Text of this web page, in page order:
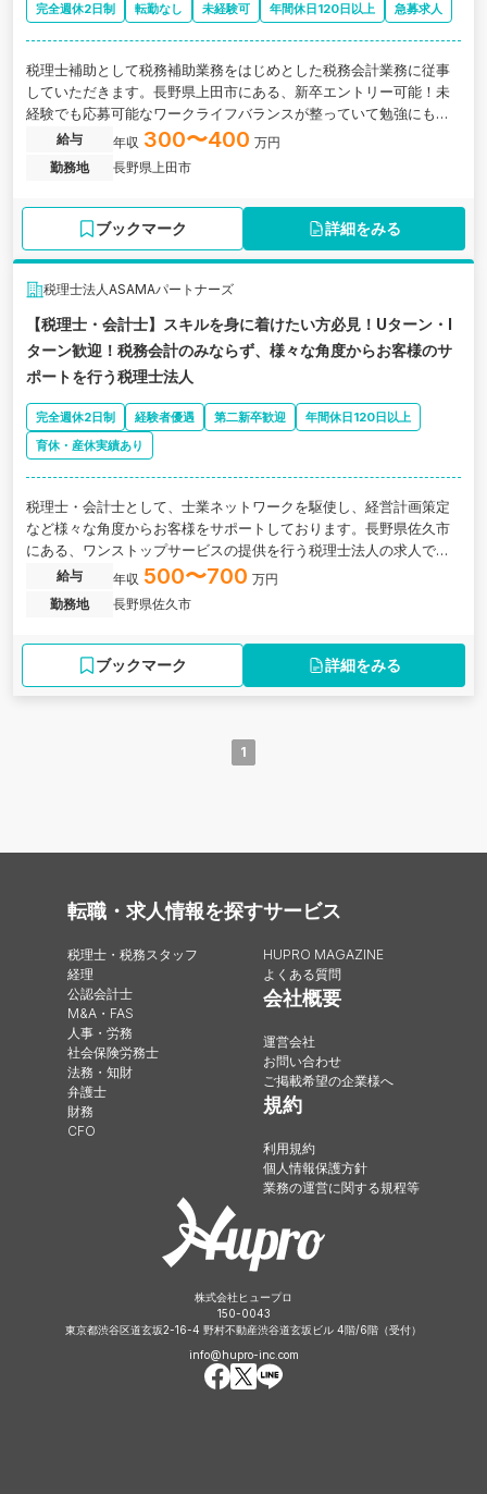
完全週休2日制 転勤なし 未経験可 年間休日120日以上 急募求人
税理士補助として税務補助業務をはじめとした税務会計業務に従事
していただきます。長野県上田市にある、新卒エントリー可能！未
経験でも応募可能なワークライフバランスが整っていて勉強にも力
を入れられる税理士法人の求人です。
給与 年収 300〜400 万円
勤務地
長野県上田市
ブックマーク 詳細をみる
税理士法人ASAMAパートナーズ
【税理士・会計士】スキルを身に着けたい方必見！Uターン・I
ターン歓迎！税務会計のみならず、様々な角度からお客様のサ
ポートを行う税理士法人
完全週休2日制 経験者優遇 第二新卒歓迎
年間休日120日以上
育休・産休実績あり
税理士・会計士として、士業ネットワークを駆使し、経営計画策定
など様々な角度からお客様をサポートしております。長野県佐久市
にある、ワンストップサービスの提供を行う税理士法人の求人で
給与 年収 500〜700 万円
勤務地
長野県佐久市
ブックマーク 詳細をみる
1
転職・求人情報を探す
税理士・税務スタッフ
経理
公認会計士
M&A・FAS
人事・労務
社会保険労務士
法務・知財
弁護士
財務
CFO
サービス
HUPRO MAGAZINE
よくある質問
会社概要
運営会社
お問い合わせ
ご掲載希望の企業様へ
規約
利用規約
個人情報保護方針
業務の運営に関する規程等
株式会社ヒュープロ
150-0043
東京都渋谷区道玄坂2-16-4 野村不動産渋谷道玄坂ビル 4階/6階（受付）
info@hupro-inc.com